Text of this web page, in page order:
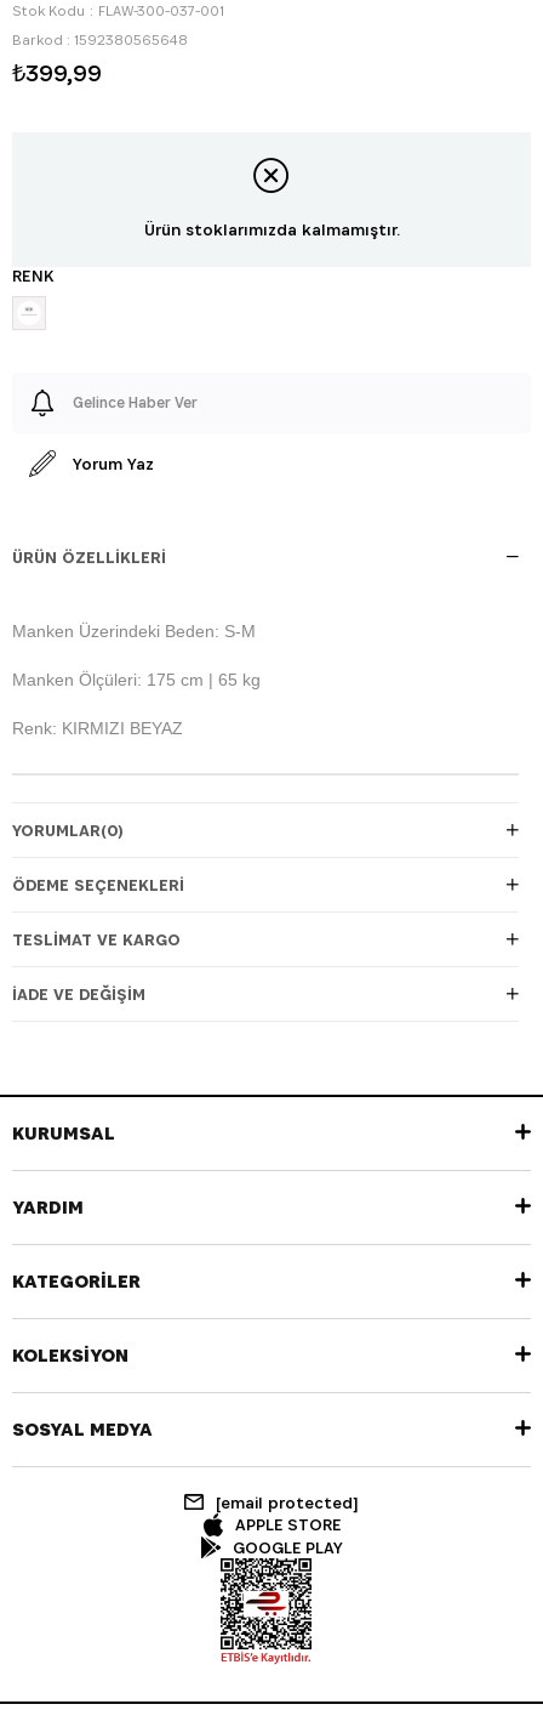
Stok Kodu
FLAW-300-037-001
Barkod : 1592380565648
₺399,99
Ürün stoklarımızda kalmamıştır.
RENK
Gelince Haber Ver
Yorum Yaz
ÜRÜN ÖZELLIKLERI
Manken Üzerindeki Beden: S-M
Manken Ölçüleri: 175 cm | 65 kg
Renk: KIRMIZI BEYAZ
YORUMLAR(0)
ÖDEME SEÇENEKLERI
TESLIMAT VE KARGO
İADE VE DEĞIŞIM
KURUMSAL
YARDIM
KATEGORİLER
KOLEKSİYON
SOSYAL MEDYA
[email protected]
APPLE STORE
GOOGLE PLAY